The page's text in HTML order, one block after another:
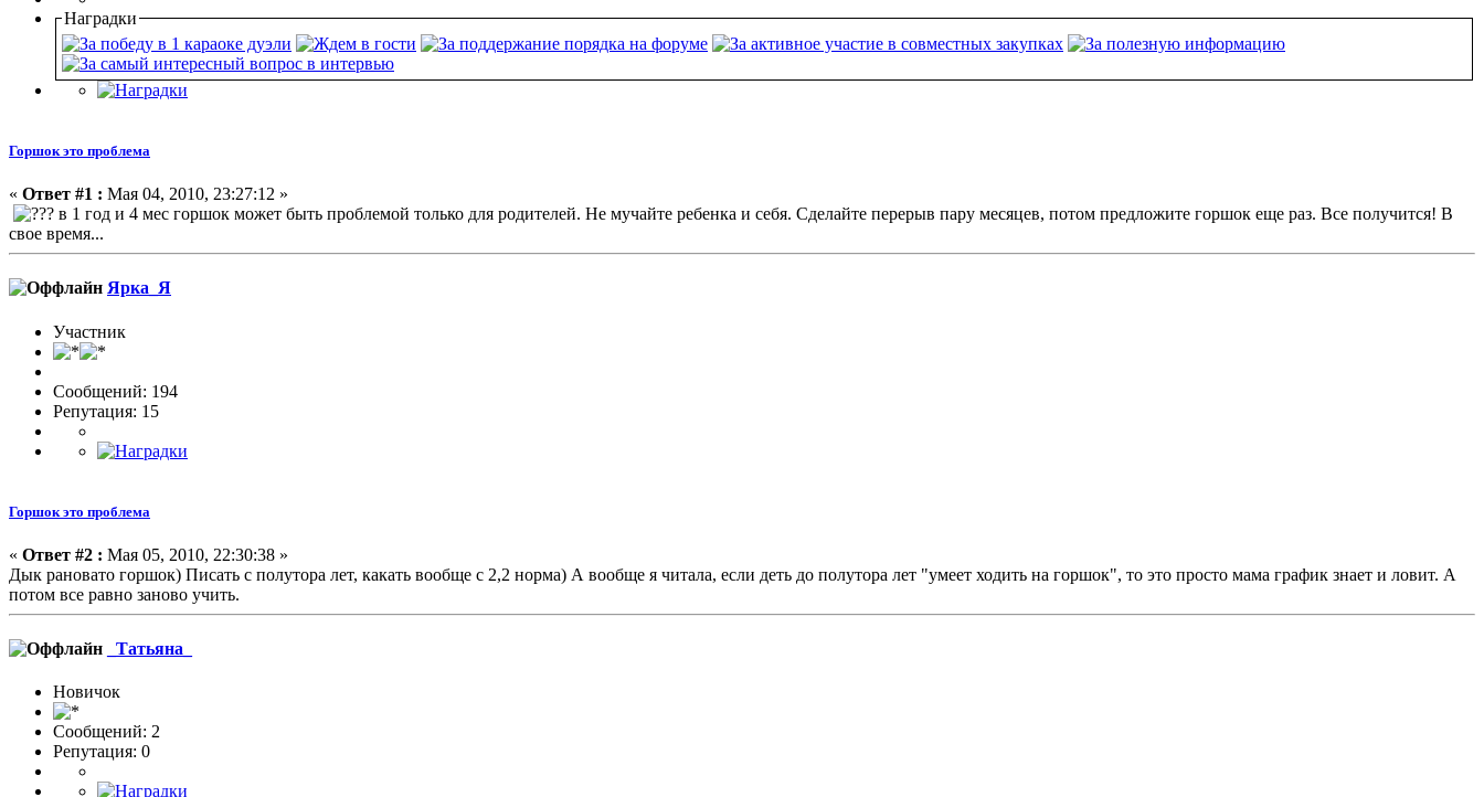
Наградки
Горшок это проблема
« Ответ #1 : Мая 04, 2010, 23:27:12 »
в 1 год и 4 мес горшок может быть проблемой только для родителей. Не мучайте ребенка и себя. Сделайте перерыв пару месяцев, потом предложите горшок еще раз. Все получится! В
свое время...
Ярка_Я
Участник
Сообщений: 194
Репутация: 15
Горшок это проблема
« Ответ #2 : Мая 05, 2010, 22:30:38 »
Дык рановато горшок) Писать с полутора лет, какать вообще с 2,2 норма) А вообще я читала, если деть до полутора лет "умеет ходить на горшок", то это просто мама график знает и ловит. А
потом все равно заново учить.
_Татьяна_
Новичок
Сообщений: 2
Репутация: 0